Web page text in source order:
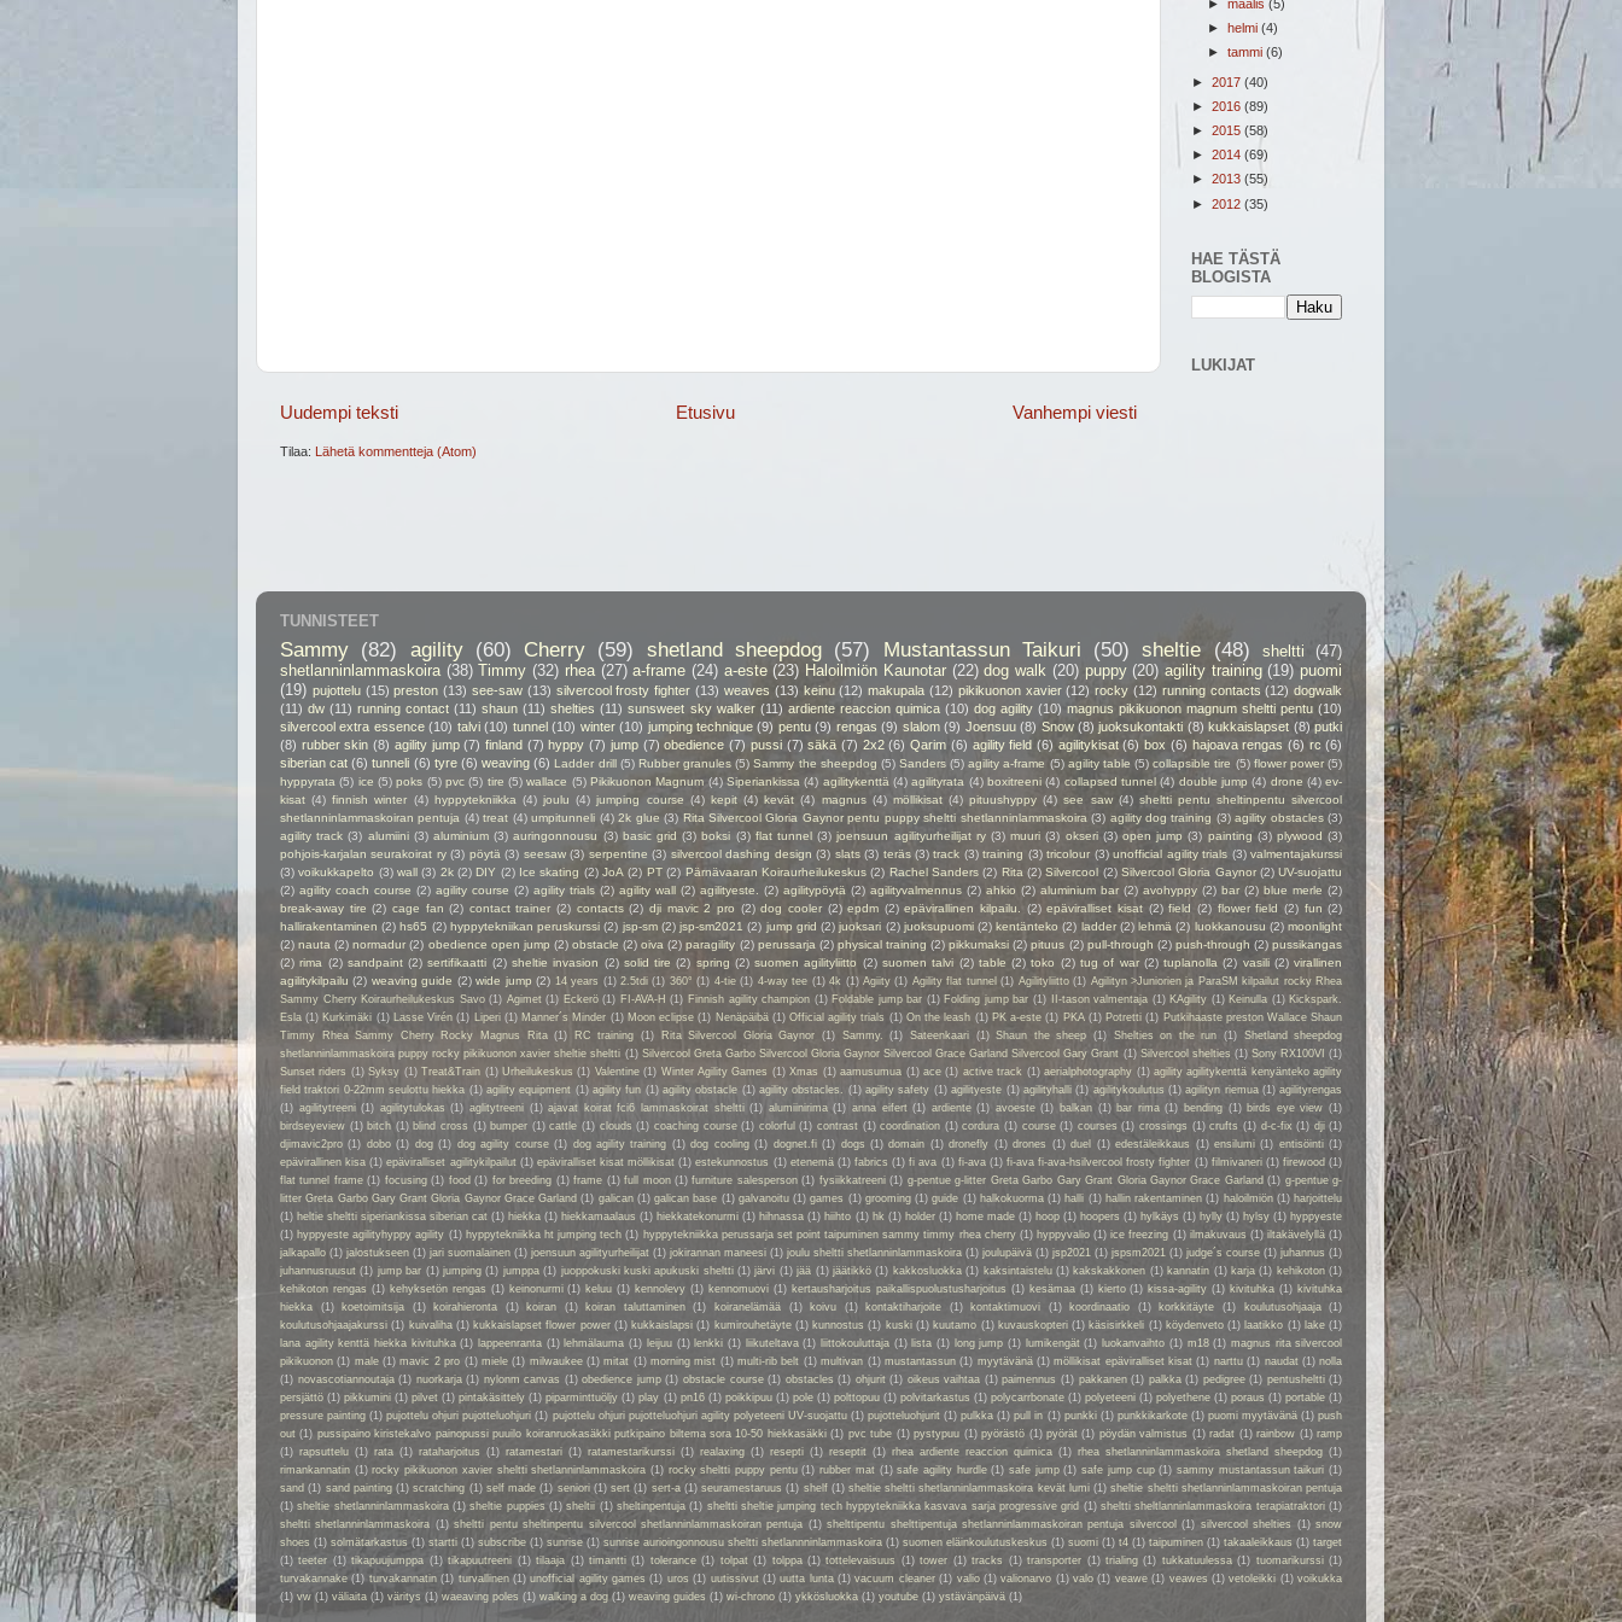
Uudempi teksti Vanhempi viesti
Etusivu
Tilaa: Lähetä kommentteja (Atom)
► maalis (5)
► helmi (4)
► tammi (6)
► 2017 (40)
► 2016 (89)
► 2015 (58)
► 2014 (69)
► 2013 (55)
► 2012 (35)
HAE TÄSTÄ
BLOGISTA
LUKIJAT
TUNNISTEET
Sammy (82) agility (60) Cherry (59) shetland sheepdog (57) Mustantassun Taikuri (50) sheltie (48) sheltti
(47)
shetlanninlammaskoira (38) Timmy (32) rhea (27) a-frame (24) a-este (23) Haloilmiön Kaunotar (22) dog walk (20) puppy (20) agility training (19) puomi
(19) pujottelu (15) preston (13) see-saw (13) silvercool frosty fighter (13) weaves (13) keinu (12) makupala (12) pikikuonon xavier (12) rocky (12) running contacts (12) dogwalk
(11) dw (11) running contact (11) shaun (11) shelties (11) sunsweet sky walker (11) ardiente reaccion quimica (10) dog agility (10) magnus pikikuonon magnum sheltti pentu (10)
silvercool extra essence (10) talvi (10) tunnel (10) winter (10) jumping technique (9) pentu (9) rengas (9) slalom (9) Joensuu (8) Snow (8) juoksukontakti (8) kukkaislapset (8) putki
(8) rubber skin (8) agility jump (7) finland (7) hyppy (7) jump (7) obedience (7) pussi (7) säkä (7) 2x2 (6) Qarim (6) agility field (6) agilitykisat (6) box (6) hajoava rengas (6) rc (6)
siberian cat (6) tunneli (6) tyre (6) weaving (6) Ladder drill (5) Rubber granules (5) Sammy the sheepdog (5) Sanders (5) agility a-frame (5) agility table (5) collapsible tire (5) flower power (5)
hyppyrata (5) ice (5) poks (5) pvc (5) tire (5) wallace (5) Pikikuonon Magnum (4) Siperiankissa (4) agilitykenttä (4) agilityrata (4) boxitreeni (4) collapsed tunnel (4) double jump (4) drone (4) ev-
kisat (4) finnish winter (4) hyppytekniikka (4) joulu (4) jumping course (4) kepit (4) kevät (4) magnus (4) möllikisat (4) pituushyppy (4) see saw (4) sheltti pentu sheltinpentu silvercool
shetlanninlammaskoiran pentuja (4) treat (4) umpitunneli (4) 2k glue (3) Rita Silvercool Gloria Gaynor pentu puppy sheltti shetlanninlammaskoira (3) agility dog training (3) agility obstacles (3)
agility track (3) alumiini (3) aluminium (3) auringonnousu (3) basic grid (3) boksi (3) flat tunnel (3) joensuun agilityurheilijat ry (3) muuri (3) okseri (3) open jump (3) painting (3) plywood (3)
pohjois-karjalan seurakoirat ry (3) pöytä (3) seesaw (3) serpentine (3) silvercool dashing design (3) slats (3) teräs (3) track (3) training (3) tricolour (3) unofficial agility trials (3) valmentajakurssi
(3) voikukkapelto (3) wall (3) 2k (2) DIY (2) Ice skating (2) JoA (2) PT (2) Pärnävaaran Koiraurheilukeskus (2) Rachel Sanders (2) Rita (2) Silvercool (2) Silvercool Gloria Gaynor (2) UV-suojattu
(2) agility coach course (2) agility course (2) agility trials (2) agility wall (2) agilityeste. (2) agilitypöytä (2) agilityvalmennus (2) ahkio (2) aluminium bar (2) avohyppy (2) bar (2) blue merle (2)
break-away tire (2) cage fan (2) contact trainer (2) contacts (2) dji mavic 2 pro (2) dog cooler (2) epdm (2) epävirallinen kilpailu. (2) epäviralliset kisat (2) field (2) flower field (2) fun (2)
hallirakentaminen (2) hs65 (2) hyppytekniikan peruskurssi (2) jsp-sm (2) jsp-sm2021 (2) jump grid (2) juoksari (2) juoksupuomi (2) kentänteko (2) ladder (2) lehmä (2) luokkanousu (2) moonlight
(2) nauta (2) normadur (2) obedience open jump (2) obstacle (2) oiva (2) paragility (2) perussarja (2) physical training (2) pikkumaksi (2) pituus (2) pull-through (2) push-through (2) pussikangas
(2) rima (2) sandpaint (2) sertifikaatti (2) sheltie invasion (2) solid tire (2) spring (2) suomen agilityliitto (2) suomen talvi (2) table (2) toko (2) tug of war (2) tuplanolla (2) vasili (2) virallinen
agilitykilpailu (2) weaving guide (2) wide jump (2) 14 years (1) 2.5tdi (1) 360° (1) 4-tie (1) 4-way tee (1) 4k (1) Agiity (1) Agility flat tunnel (1) Agilityliitto (1) Agilityn >Juniorien ja ParaSM kilpailut rocky Rhea
Sammy Cherry Koiraurheilukeskus Savo (1) Agimet (1) Eckerö (1) FI-AVA-H (1) Finnish agility champion (1) Foldable jump bar (1) Folding jump bar (1) II-tason valmentaja (1) KAgility (1) Keinulla (1) Kickspark.
Esla (1) Kurkimäki (1) Lasse Virén (1) Liperi (1) Manner´s Minder (1) Moon eclipse (1) Nenäpäibä (1) Official agility trials (1) On the leash (1) PK a-este (1) PKA (1) Potretti (1) Putkihaaste preston Wallace Shaun
Timmy Rhea Sammy Cherry Rocky Magnus Rita (1) RC training (1) Rita Silvercool Gloria Gaynor (1) Sammy. (1) Sateenkaari (1) Shaun the sheep (1) Shelties on the run (1)
Shetland sheepdog
shetlanninlammaskoira puppy rocky pikikuonon xavier sheltie sheltti (1) Silvercool Greta Garbo Silvercool Gloria Gaynor Silvercool Grace Garland Silvercool Gary Grant (1) Silvercool shelties (1) Sony RX100VI
(1)
Sunset riders (1) Syksy (1) Treat&Train (1) Urheilukeskus (1) Valentine (1) Winter Agility Games (1) Xmas (1) aamusumua (1) ace (1) active track (1) aerialphotography (1) agility agilitykenttä kenyänteko agility
field traktori 0-22mm seulottu hiekka (1) agility equipment (1) agility fun (1) agility obstacle (1) agility obstacles. (1) agility safety (1) agilityeste (1) agilityhalli (1) agilitykoulutus (1) agilityn riemua (1) agilityrengas
(1) agilitytreeni (1) agilitytulokas (1) aglitytreeni (1) ajavat koirat fci6 lammaskoirat sheltti (1) alumiinirima (1) anna eifert (1) ardiente (1) avoeste (1) balkan (1) bar rima (1) bending (1) birds eye view (1)
birdseyeview (1) bitch (1) blind cross (1) bumper (1) cattle (1) clouds (1) coaching course (1) colorful (1) contrast (1) coordination (1) cordura (1) course (1) courses (1) crossings (1) crufts (1) d-c-fix (1) dji (1)
djimavic2pro (1) dobo (1) dog (1) dog agility course (1) dog agility training (1) dog cooling (1) dognet.fi (1) dogs (1) domain (1) dronefly (1) drones (1) duel (1) edestäleikkaus (1) ensilumi (1) entisöinti (1)
epävirallinen kisa (1) epäviralliset agilitykilpailut (1) epäviralliset kisat möllikisat (1) estekunnostus (1) etenemä (1) fabrics (1) fi ava (1) fi-ava (1) fi-ava fi-ava-hsilvercool frosty fighter (1) filmivaneri (1) firewood (1)
flat tunnel frame (1) focusing (1) food (1) for breeding (1) frame (1) full moon (1) furniture salesperson (1) fysiikkatreeni (1) g-pentue g-litter Greta Garbo Gary Grant Gloria Gaynor Grace Garland (1) g-pentue g-
litter Greta Garbo Gary Grant Gloria Gaynor Grace Garland (1) galican (1) galican base (1) galvanoitu (1) games (1) grooming (1) guide (1) halkokuorma (1) halli (1) hallin rakentaminen (1) haloilmiön (1) harjoittelu
(1) heltie sheltti siperiankissa siberian cat (1) hiekka (1) hiekkamaalaus (1) hiekkatekonurmi (1) hihnassa (1) hiihto (1) hk (1) holder (1) home made (1) hoop (1) hoopers (1) hylkäys (1) hylly (1) hylsy (1) hyppyeste
(1) hyppyeste agilityhyppy agility (1) hyppytekniikka ht jumping tech (1) hyppytekniikka perussarja set point taipuminen sammy timmy rhea cherry (1) hyppyvalio (1) ice freezing (1) ilmakuvaus (1) iltakävelyllä (1)
jalkapallo (1) jalostukseen (1) jari suomalainen (1) joensuun agilityurheilijat (1) jokirannan maneesi (1) joulu sheltti shetlanninlammaskoira (1) joulupäivä (1) jsp2021 (1) jspsm2021 (1) judge´s course (1) juhannus (1)
juhannusruusut (1) jump bar (1) jumping (1) jumppa (1) juoppokuski kuski apukuski sheltti (1) järvi (1) jää (1) jäätikkö (1) kakkosluokka (1) kaksintaistelu (1) kakskakkonen (1) kannatin (1) karja (1) kehikoton (1)
kehikoton rengas (1) kehyksetön rengas (1) keinonurmi (1) keluu (1) kennolevy (1) kennomuovi (1) kertausharjoitus paikallispuolustusharjoitus (1) kesämaa (1) kierto (1) kissa-agility (1) kivituhka (1) kivituhka
hiekka
(1) koetoimitsija (1) koirahieronta (1) koiran (1) koiran taluttaminen (1) koiranelämää (1) koivu (1) kontaktiharjoite (1) kontaktimuovi (1) koordinaatio (1) korkkitäyte (1) koulutusohjaaja
(1)
koulutusohjaajakurssi (1) kuivaliha (1) kukkaislapset flower power (1) kukkaislapsi (1) kumirouhetäyte (1) kunnostus (1) kuski (1) kuutamo (1) kuvauskopteri (1) käsisirkkeli (1) köydenveto (1) laatikko (1) lake (1)
lana agility kenttä hiekka kivituhka (1) lappeenranta (1) lehmälauma (1) leijuu (1) lenkki (1) liikuteltava (1) liittokouluttaja (1) lista (1) long jump (1) lumikengät (1) luokanvaihto (1) m18 (1) magnus rita silvercool
pikikuonon (1) male (1) mavic 2 pro (1) miele (1) milwaukee (1) mitat (1) morning mist (1) multi-rib belt (1) multivan (1) mustantassun (1) myytävänä (1) möllikisat epäviralliset kisat (1) narttu (1) naudat (1) nolla
(1) novascotiannoutaja (1) nuorkarja (1) nylonm canvas (1) obedience jump (1) obstacle course (1) obstacles (1) ohjurit (1) oikeus vaihtaa (1) paimennus (1) pakkanen (1) palkka (1) pedigree (1) pentusheltti (1)
persjättö (1) pikkumini (1) pilvet (1) pintakäsittely (1) piparminttuöljy (1) play (1) pn16 (1) poikkipuu (1) pole (1) polttopuu (1) polvitarkastus (1) polycarrbonate (1) polyeteeni (1) polyethene (1) poraus (1) portable (1)
pressure painting (1) pujottelu ohjuri pujotteluohjuri (1) pujottelu ohjuri pujotteluohjuri agility polyeteeni UV-suojattu (1) pujotteluohjurit (1) pulkka (1) pull in (1) punkki (1) punkkikarkote (1) puomi myytävänä (1) push
out (1) pussipaino kiristekalvo painopussi puuilo koiranruokasäkki putkipaino biltema sora 10-50 hiekkasäkki (1) pvc tube (1) pystypuu (1) pyörästö (1) pyörät (1) pöydän valmistus (1) radat (1) rainbow (1) ramp
(1) rapsuttelu (1) rata (1) rataharjoitus (1) ratamestari (1) ratamestarikurssi (1) realaxing (1) resepti (1) reseptit (1) rhea ardiente reaccion quimica (1) rhea shetlanninlammaskoira shetland sheepdog (1)
rimankannatin (1) rocky pikikuonon xavier sheltti shetlanninlammaskoira (1) rocky sheltti puppy pentu (1) rubber mat (1) safe agility hurdle (1) safe jump (1) safe jump cup (1) sammy mustantassun taikuri (1)
sand (1) sand painting (1) scratching (1) self made (1) seniori (1) sert (1) sert-a (1) seuramestaruus (1) shelf (1) sheltie sheltti shetlanninlammaskoira kevät lumi (1) sheltie sheltti shetlanninlammaskoiran pentuja
(1) sheltie shetlanninlammaskoira (1) sheltie puppies (1) sheltii (1) sheltinpentuja (1) sheltti sheltie jumping tech hyppytekniikka kasvava sarja progressive grid (1) sheltti sheltlanninlammaskoira terapiatraktori (1)
sheltti shetlanninlammaskoira (1) sheltti pentu sheltinpentu silvercool shetlanninlammaskoiran pentuja (1) shelttipentu shelttipentuja shetlanninlammaskoiran pentuja silvercool (1) silvercool shelties (1) snow
shoes (1) solmätarkastus (1) startti (1) subscribe (1) sunrise (1) sunrise aurioingonnousu sheltti shetlannninlammaskoira (1) suomen eläinkoulutuskeskus (1) suomi (1) t4 (1) taipuminen (1) takaaleikkaus (1) target
(1) teeter (1) tikapuujumppa (1) tikapuutreeni (1) tilaaja (1) timantti (1) tolerance (1) tolpat (1) tolppa (1) tottelevaisuus (1) tower (1) tracks (1) transporter (1) trialing (1) tukkatuulessa (1) tuomarikurssi (1)
turvakannake (1) turvakannatin (1) turvallinen (1) unofficial agility games (1) uros (1) uutissivut (1) uutta lunta (1) vacuum cleaner (1) valio (1) valionarvo (1) valo (1) veawe (1) veawes (1) vetoleikki (1) voikukka
(1) vw (1) väliaita (1) väritys (1) waeaving poles (1) walking a dog (1) weaving guides (1) wi-chrono (1) ykkösluokka (1) youtube (1) ystävänpäivä (1)